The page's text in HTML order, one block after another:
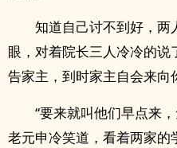
知道自己讨不到好，两
眼，对着院长三人冷冷的说
告家主，到时家主自会来向
“要来就叫他们早点来
老元申冷笑道，看着两家